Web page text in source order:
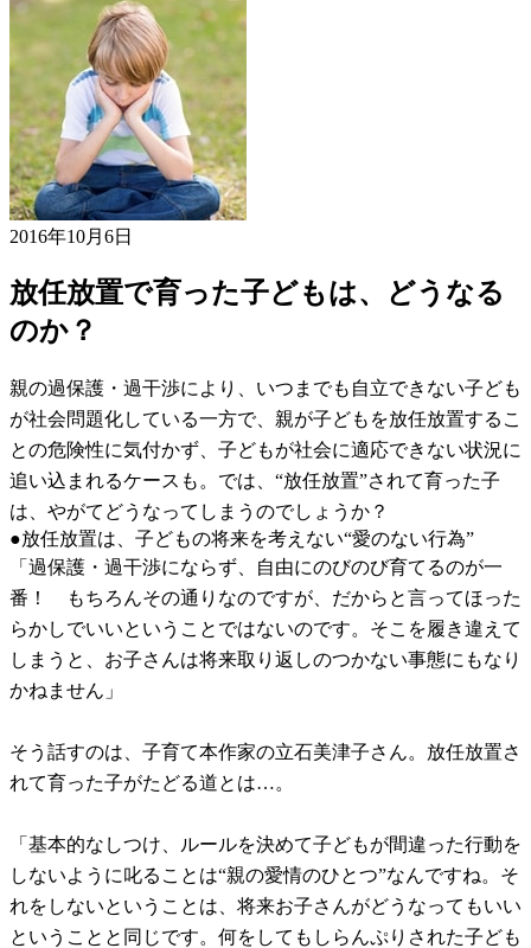
2016年10月6日
放任放置で育った子どもは、どうなる
のか？
親の過保護・過干渉により、いつまでも自立できない子ども
が社会問題化している一方で、親が子どもを放任放置するこ
との危険性に気付かず、子どもが社会に適応できない状況に
追い込まれるケースも。では、“放任放置”されて育った子
は、やがてどうなってしまうのでしょうか？
●放任放置は、子どもの将来を考えない“愛のない行為”
「過保護・過干渉にならず、自由にのびのび育てるのが一
番！ もちろんその通りなのですが、だからと言ってほった
らかしでいいということではないのです。そこを履き違えて
しまうと、お子さんは将来取り返しのつかない事態にもなり
かねません」
そう話すのは、子育て本作家の立石美津子さん。放任放置さ
れて育った子がたどる道とは…。
「基本的なしつけ、ルールを決めて子どもが間違った行動を
しないように叱ることは“親の愛情のひとつ”なんですね。そ
れをしないということは、将来お子さんがどうなってもいい
ということと同じです。何をしてもしらんぷりされた子ども